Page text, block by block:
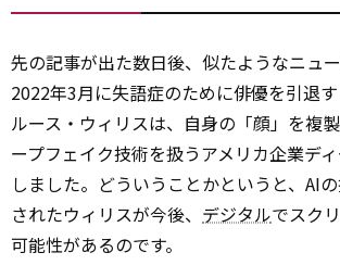
先の記事が出た数日後、似たようなニュー
2022年3月に失語症のために俳優を引退
ルース・ウィリスは、自身の「顔」を複
ープフェイク技術を扱うアメリカ企業デ
しました。どういうことかというと、AI
されたウィリスが今後、 デジタルでスク
可能性があるのです。